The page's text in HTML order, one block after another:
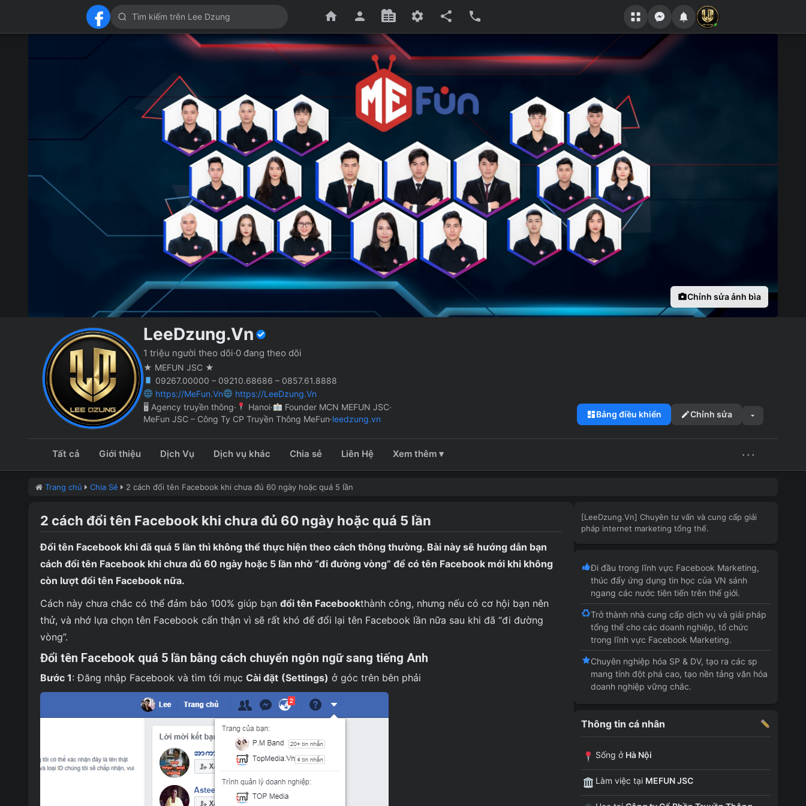
Chỉnh sửa ảnh bìa
LeeDzung.Vn
1 triệu người theo dõi·0 đang theo dõi
★ MEFUN JSC ★
09267.00000 – 09210.68686 – 0857.61.8888
https://MeFun.Vn
https://LeeDzung.Vn
🖥 Agency truyền thông· Hanoi· Founder MCN MEFUN JSC·
MeFun JSC – Công Ty CP Truyền Thông MeFun·leedzung.vn Bảng điều khiển Chỉnh sửa
Tất cả Giới thiệu Dịch Vụ Dịch vụ khác Chia sẻ Liên Hệ Xem thêm ▾ ···
Trang chủ Chia Sẻ 2 cách đổi tên Facebook khi chưa đủ 60 ngày hoặc quá 5 lần
2 cách đổi tên Facebook khi chưa đủ 60 ngày hoặc quá 5 lần
Đổi tên Facebook khi đã quá 5 lần thì không thể thực hiện theo cách thông thường. Bài này sẽ hướng dẫn bạn
cách đổi tên Facebook khi chưa đủ 60 ngày hoặc 5 lần nhờ “đi đường vòng” để có tên Facebook mới khi không
còn lượt đổi tên Facebook nữa.
Cách này chưa chắc có thể đảm bảo 100% giúp bạn đổi tên Facebookthành công, nhưng nếu có cơ hội bạn nên
thử, và nhớ lựa chọn tên Facebook cẩn thận vì sẽ rất khó để đổi lại tên Facebook lần nữa sau khi đã “đi đường
vòng”.
Đổi tên Facebook quá 5 lần bằng cách chuyển ngôn ngữ sang tiếng Anh
Bước 1: Đăng nhập Facebook và tìm tới mục Cài đặt (Settings) ở góc trên bên phải
[LeeDzung.Vn] Chuyên tư vấn và cung cấp giải
pháp internet marketing tổng thể.
Đi đầu trong lĩnh vực Facebook Marketing,
thúc đẩy ứng dụng tin học của VN sánh
ngang các nước tiên tiến trên thế giới.
Trở thành nhà cung cấp dịch vụ và giải pháp
tổng thể cho các doanh nghiệp, tổ chức
trong lĩnh vực Facebook Marketing.
Chuyên nghiệp hóa SP & DV, tạo ra các sp
mang tính đột phá cao, tạo nền tảng văn hóa
doanh nghiệp vững chắc.
Thông tin cá nhân
Sống ở Hà Nội
Làm việc tại MEFUN JSC